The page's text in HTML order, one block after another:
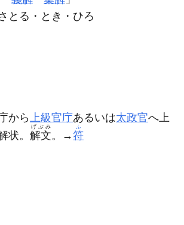
とる・とき・ひろ
から上級官庁あるいは太政官へ上
状。 解文
げぶみ
。→符
ふ